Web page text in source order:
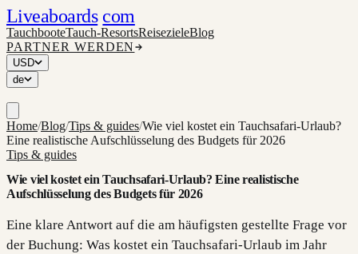
Liveaboards com
TauchbooteTauch-ResortsReisezieleBlog
PARTNER WERDEN
USD
de
Home/Blog/Tips & guides/Wie viel kostet ein Tauchsafari-Urlaub?
Eine realistische Aufschlüsselung des Budgets für 2026
Tips & guides
Wie viel kostet ein Tauchsafari-Urlaub? Eine realistische
Aufschlüsselung des Budgets für 2026
Eine klare Antwort auf die am häufigsten gestellte Frage vor
der Buchung: Was kostet ein Tauchsafari-Urlaub im Jahr